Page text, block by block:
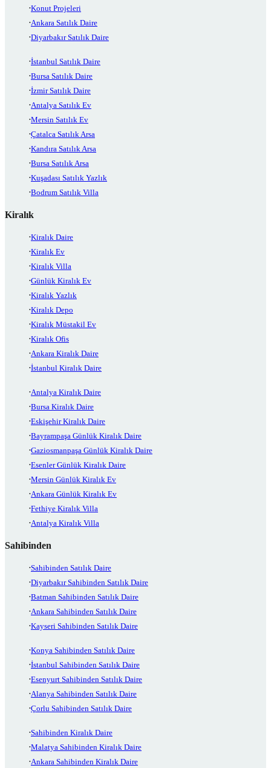
Konut Projeleri
Ankara Satılık Daire
Diyarbakır Satılık Daire
İstanbul Satılık Daire
Bursa Satılık Daire
İzmir Satılık Daire
Antalya Satılık Ev
Mersin Satılık Ev
Çatalca Satılık Arsa
Kandıra Satılık Arsa
Bursa Satılık Arsa
Kuşadası Satılık Yazlık
Bodrum Satılık Villa
Kiralık
Kiralık Daire
Kiralık Ev
Kiralık Villa
Günlük Kiralık Ev
Kiralık Yazlık
Kiralık Depo
Kiralık Müstakil Ev
Kiralık Ofis
Ankara Kiralık Daire
İstanbul Kiralık Daire
Antalya Kiralık Daire
Bursa Kiralık Daire
Eskişehir Kiralık Daire
Bayrampaşa Günlük Kiralık Daire
Gaziosmanpaşa Günlük Kiralık Daire
Esenler Günlük Kiralık Daire
Mersin Günlük Kiralık Ev
Ankara Günlük Kiralık Ev
Fethiye Kiralık Villa
Antalya Kiralık Villa
Sahibinden
Sahibinden Satılık Daire
Diyarbakır Sahibinden Satılık Daire
Batman Sahibinden Satılık Daire
Ankara Sahibinden Satılık Daire
Kayseri Sahibinden Satılık Daire
Konya Sahibinden Satılık Daire
İstanbul Sahibinden Satılık Daire
Esenyurt Sahibinden Satılık Daire
Alanya Sahibinden Satılık Daire
Çorlu Sahibinden Satılık Daire
Sahibinden Kiralık Daire
Malatya Sahibinden Kiralık Daire
Ankara Sahibinden Kiralık Daire